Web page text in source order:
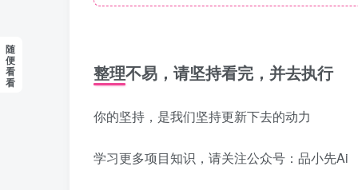
整理不易，请坚持看完，并去执行
你的坚持，是我们坚持更新下去的动力
学习更多项目知识，请关注公众号：品小先Ai
随
便
看
看